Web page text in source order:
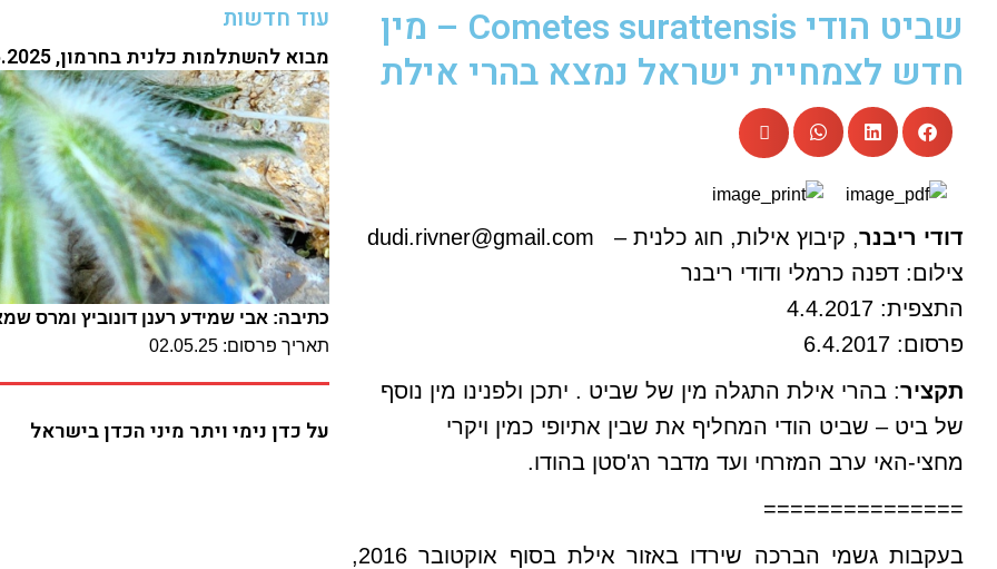
שביט הודי Cometes surattensis – מין
חדש לצמחיית ישראל נמצא בהרי אילת
דודי ריבנר, קיבוץ אילות, חוג כלנית – dudi.rivner@gmail.com
צילום: דפנה כרמלי ודודי ריבנר
התצפית: 4.4.2017
פרסום: 6.4.2017
תקציר: בהרי אילת התגלה מין של שביט . יתכן ולפנינו מין נוסף
של ביט – שביט הודי המחליף את שבין אתיופי כמין ויקרי
מחצי-האי ערב המזרחי ועד מדבר רג'סטן בהודו.
===============
בעקבות גשמי הברכה שירדו באזור אילת בסוף אוקטובר 2016,
עוד חדשות
מבוא להשתלמות כלנית בחרמון, 6.5.2025
כתיבה: אבי שמידע רענן דונוביץ ומרס
תאריך פרסום: 02.05.25
על כדן נימי ויתר מיני הכדן בישראל